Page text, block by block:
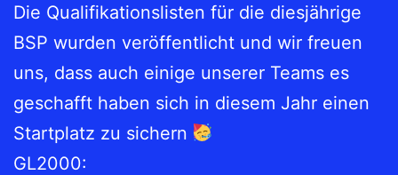
Die Qualifikationslisten für die diesjährige
BSP wurden veröffentlicht und wir freuen
uns, dass auch einige unserer Teams es
geschafft haben sich in diesem Jahr einen
Startplatz zu sichern
GL2000: